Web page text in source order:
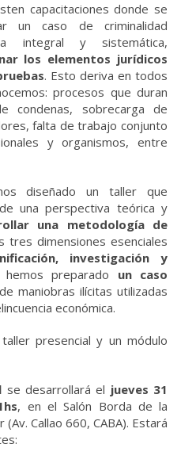
capacitaciones donde se
un caso de criminalidad
integral y sistemática,
los elementos jurídicos
. Esto deriva en todos
procesos que duran
condenas, sobrecarga de
falta de trabajo conjunto
y organismos, entre
diseñado un taller que
una perspectiva teórica y
una metodología de
tres dimensiones esenciales
investigación y
preparado un caso
maniobras ilícitas utilizadas
económica.
presencial y un módulo
se desarrollará el jueves 31
, en el Salón Borda de la
Callao 660, CABA). Estará